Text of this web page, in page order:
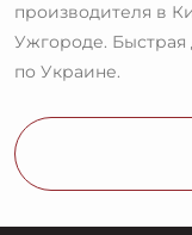
производителя в
Ужгороде. Быстрая
по Украине.